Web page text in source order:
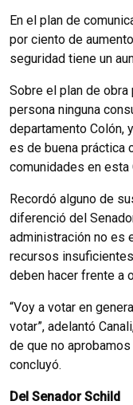
En el plan de
por ciento de
seguridad tiene un
Sobre el plan de obra
persona ninguna
departamento Colón,
es de buena práctica
comunidades en esta
Recordó alguno de
diferenció del
administración no es
recursos
deben hacer frente a
“Voy a votar en
votar”, adelantó
de que no
concluyó.
Del Senador Schild